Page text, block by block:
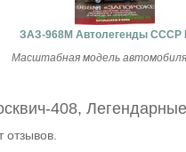
ЗАЗ-968М Автолегенды СССР
Масштабная модель
408,
отзывов.